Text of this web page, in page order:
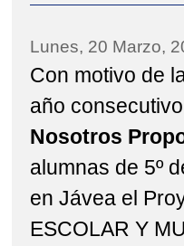
Lunes, 20 Marzo,
Con motivo de
año
Nosotros
alumnas de 5º
en Jávea el
ESCOLAR Y